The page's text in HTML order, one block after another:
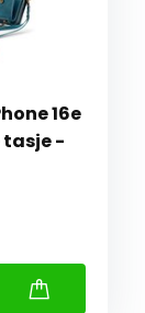
16e
tasje -